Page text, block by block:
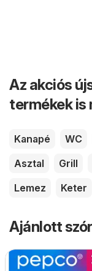
Az akciós
termékek
Kanapé WC
Asztal
Grill
Lemez
Keter
Ajánlott